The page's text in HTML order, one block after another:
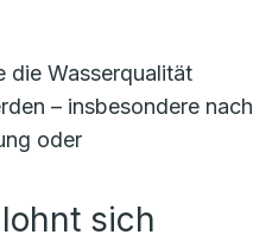
die Wasserqualität
– insbesondere nach
oder
sich